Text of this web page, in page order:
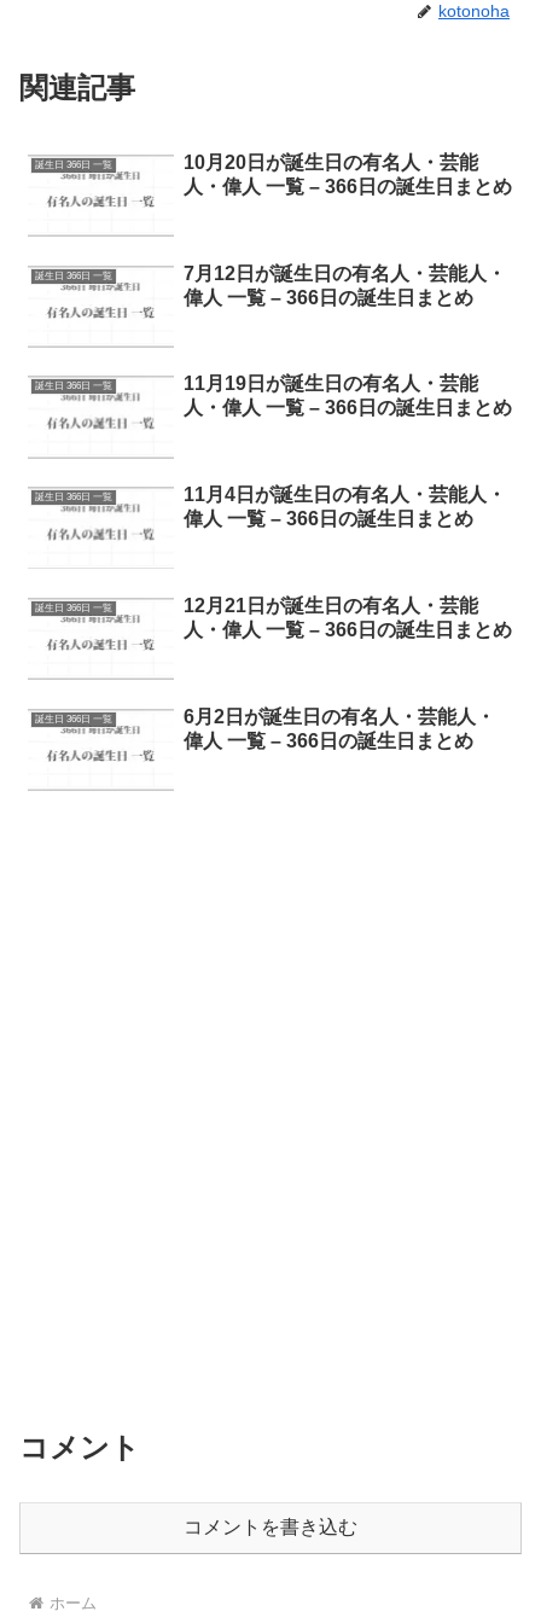
kotonoha
関連記事
誕生日 366日 一覧
10月20日が誕生日の有名人・芸能
人・偉人 一覧 – 366日の誕生日まとめ
誕生日 366日 一覧
7月12日が誕生日の有名人・芸能人・
偉人 一覧 – 366日の誕生日まとめ
誕生日 366日 一覧
11月19日が誕生日の有名人・芸能
人・偉人 一覧 – 366日の誕生日まとめ
誕生日 366日 一覧
11月4日が誕生日の有名人・芸能人・
偉人 一覧 – 366日の誕生日まとめ
誕生日 366日 一覧
12月21日が誕生日の有名人・芸能
人・偉人 一覧 – 366日の誕生日まとめ
誕生日 366日 一覧
6月2日が誕生日の有名人・芸能人・
偉人 一覧 – 366日の誕生日まとめ
コメント
コメントを書き込む
ホーム